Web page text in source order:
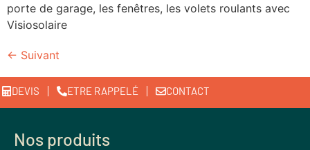
porte de garage, les fenêtres, les volets roulants avec
Visiosolaire
← Suivant
DEVIS ETRE RAPPELÉ CONTACT
Nos produits